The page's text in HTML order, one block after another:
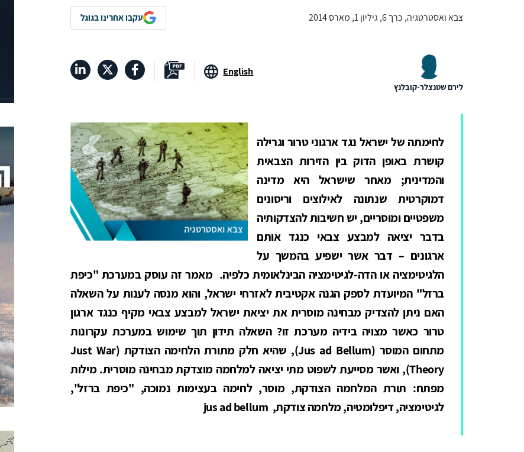
צבא ואסטרטגיה, כרך 6, גיליון 1, מארס 2014 עקבו אחרינו בגוגל
English
לירם שטנצלר-קובלנץ
לחימתה של ישראל נגד ארגוני טרור וגרילה
קושרת באופן הדוק בין הזירות הצבאית
והמדינית; מאחר שישראל היא מדינה
דמוקרטית שנתונה לאילוצים וריסונים
משפטיים ומוסריים, יש חשיבות להצדקותיה
בדבר יציאה למבצע צבאי כנגד אותם
ארגונים – דבר אשר ישפיע בהמשך על
הלגיטימציה או הדה-לגיטימציה הבינלאומית כלפיה. מאמר זה עוסק במערכת "כיפת
ברזל" המיועדת לספק הגנה אקטיבית לאזרחי ישראל, והוא מנסה לענות על השאלה
האם ניתן להצדיק מבחינה מוסרית את יציאת ישראל למבצע צבאי מקיף כנגד ארגון
טרור כאשר מצויה בידיה מערכת זו? השאלה תידון תוך שימוש במערכת עקרונות
מתחום המוסר (Jus ad Bellum), שהיא חלק מתורת הלחימה הצודקת (Just War
Theory), ואשר מסייעת לשפוט מתי יציאה למלחמה מוצדקת מבחינה מוסרית. מילות
מפתח: תורת המלחמה הצודקת, מוסר, לחימה בעצימות נמוכה, "כיפת ברזל",
לגיטימציה, דיפלומטיה, מלחמה צודקת, jus ad bellum